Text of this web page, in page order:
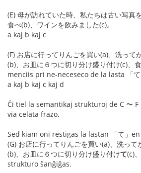
(E) 母が訪れていた時、私たちは古い写真
食べ(b)、ワインを飲みました(c)。
a kaj b kaj c
(F) お店に行ってりんごを買い(a)、洗って
(b)、お皿に６つに切り分け盛り付け(c)、
menciis pri ne-neceseco de la lasta 「
a kaj b kaj c kaj d
Ĉi tiel la semantikaj strukturoj de C 〜
via celata frazo.
Sed kiam oni restigas la lastan 「て」
(G) お店に行ってりんごを買い(a)、洗って
(b)、お皿に６つに切り分け盛り付けて(c)
strukturo ŝanĝiĝas.